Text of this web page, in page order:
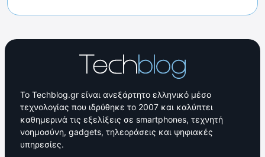
Το Techblog.gr είναι ανεξάρτητο ελληνικό μέσο
τεχνολογίας που ιδρύθηκε το 2007 και καλύπτει
καθημερινά τις εξελίξεις σε smartphones, τεχνητή
νοημοσύνη, gadgets, τηλεοράσεις και ψηφιακές
υπηρεσίες.